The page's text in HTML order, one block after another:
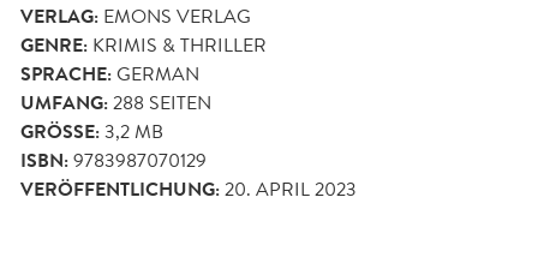
VERLAG: EMONS VERLAG
GENRE: KRIMIS & THRILLER
SPRACHE:GERMAN
UMFANG:288 SEITEN
GRÖSSE: 3,2 MB
ISBN:9783987070129
VERÖFFENTLICHUNG:20. APRIL 2023